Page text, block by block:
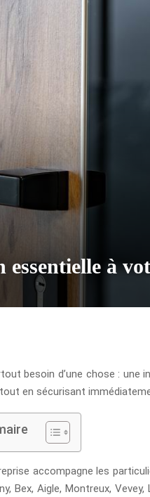
à
besoin d’une chose : une
en sécurisant
accompagne les
Bex, Aigle, Montreux,